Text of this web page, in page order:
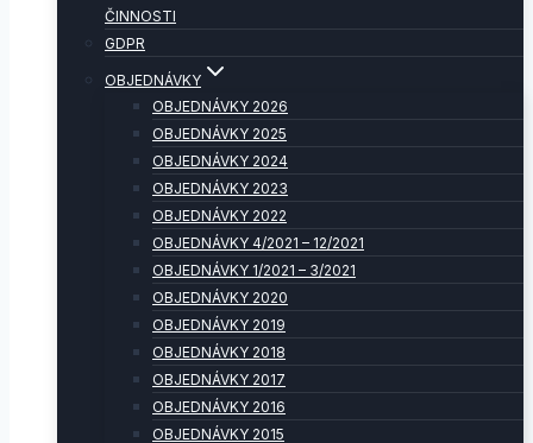
ČINNOSTI
GDPR
OBJEDNÁVKY
OBJEDNÁVKY 2026
OBJEDNÁVKY 2025
OBJEDNÁVKY 2024
OBJEDNÁVKY 2023
OBJEDNÁVKY 2022
OBJEDNÁVKY 4/2021 – 12/2021
OBJEDNÁVKY 1/2021 – 3/2021
OBJEDNÁVKY 2020
OBJEDNÁVKY 2019
OBJEDNÁVKY 2018
OBJEDNÁVKY 2017
OBJEDNÁVKY 2016
OBJEDNÁVKY 2015